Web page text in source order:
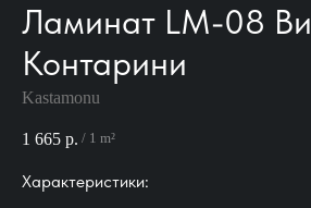
Ламинат LM-08
Контарини
Kastamonu
1 665 р. / 1 m²
Характеристики: